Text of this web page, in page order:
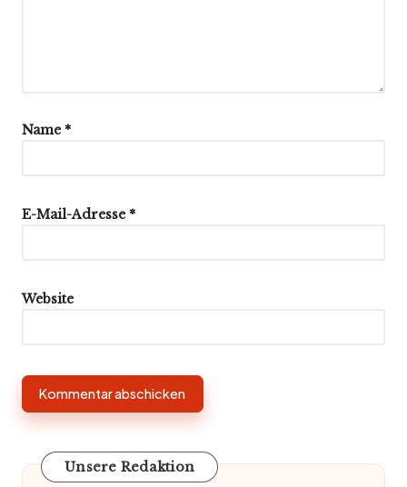
Name *
E-Mail-Adresse *
Website
Unsere Redaktion